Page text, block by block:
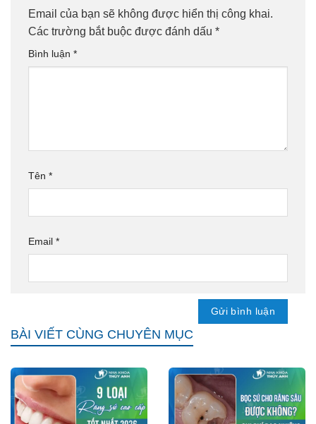
Email của bạn sẽ không được hiển thị công khai.
Các trường bắt buộc được đánh dấu *
Bình luận *
Tên *
Email *
BÀI VIẾT CÙNG CHUYÊN MỤC